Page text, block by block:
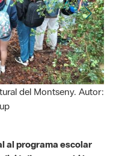
del Montseny. Autor:
al programa escolar
d’enguany, hi han
de primària de
de Barcelona.